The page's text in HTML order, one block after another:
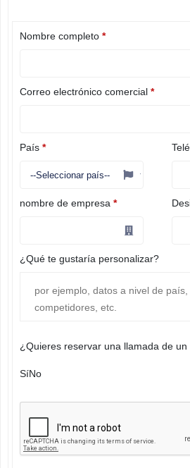
Nombre completo *
Correo electrónico comercial *
País *
nombre de empresa *
¿Qué te gustaría personalizar?
¿Quieres reservar una llamada de un
SíNo